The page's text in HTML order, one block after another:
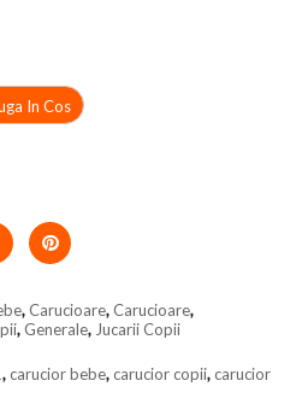
In Cos
,Carucioare,Carucioare,
, Generale, Jucarii Copii
,carucior bebe,carucior copii,carucior